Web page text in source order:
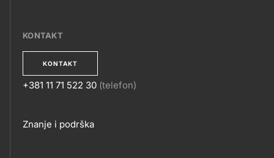
KONTAKT
KONTAKT
+381 11 71 522 30 (telefon)
Footer
Znanje i podrška